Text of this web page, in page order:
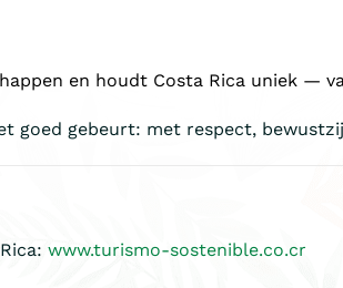
en houdt Costa Rica uniek —
goed gebeurt: met respect,
www.turismo-sostenible.co.cr